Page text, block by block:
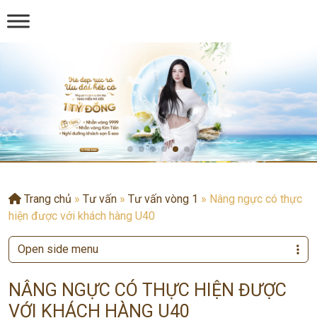
Trang chủ » Tư vấn » Tư vấn vòng 1 » Nâng ngực có thực
hiện được với khách hàng U40
NÂNG NGỰC CÓ THỰC HIỆN ĐƯỢC
VỚI KHÁCH HÀNG U40
Open side menu